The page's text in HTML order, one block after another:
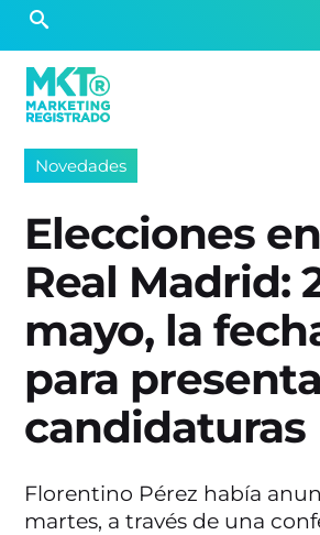
Novedades
Elecciones
Real Madrid:
mayo, la
para
candidaturas
Florentino Pérez había
martes, a través de una